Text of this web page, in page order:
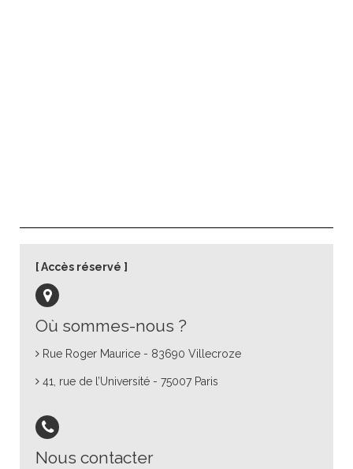
Où sommes-nous ?
Rue Roger Maurice - 83690 Villecroze
41, rue de l’Université - 75007 Paris
Nous contacter
Accès réservé